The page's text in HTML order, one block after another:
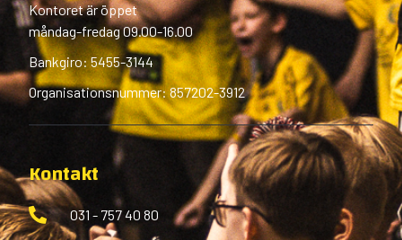
Kontoret är öppet
måndag-fredag 09.00-16.00
Bankgiro: 5455-3144
Organisationsnummer: 857202-3912
Kontakt
031 - 757 40 80